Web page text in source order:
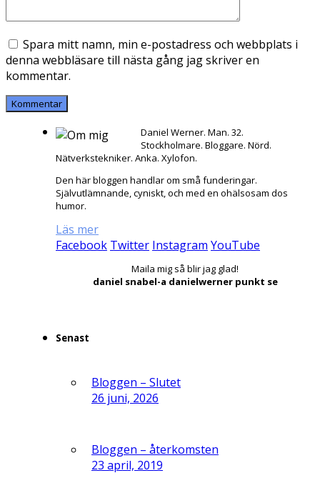
Spara mitt namn, min e-postadress och webbplats i
denna webbläsare till nästa gång jag skriver en
kommentar.
Daniel Werner. Man. 32.
Stockholmare. Bloggare. Nörd.
Nätverkstekniker. Anka. Xylofon.
Den här bloggen handlar om små funderingar.
Självutlämnande, cyniskt, och med en ohälsosam dos
humor.
Läs mer
Facebook Twitter Instagram YouTube
Maila mig så blir jag glad!
daniel snabel-a danielwerner punkt se
Senast
Bloggen – Slutet
26 juni, 2026
Bloggen – återkomsten
23 april, 2019